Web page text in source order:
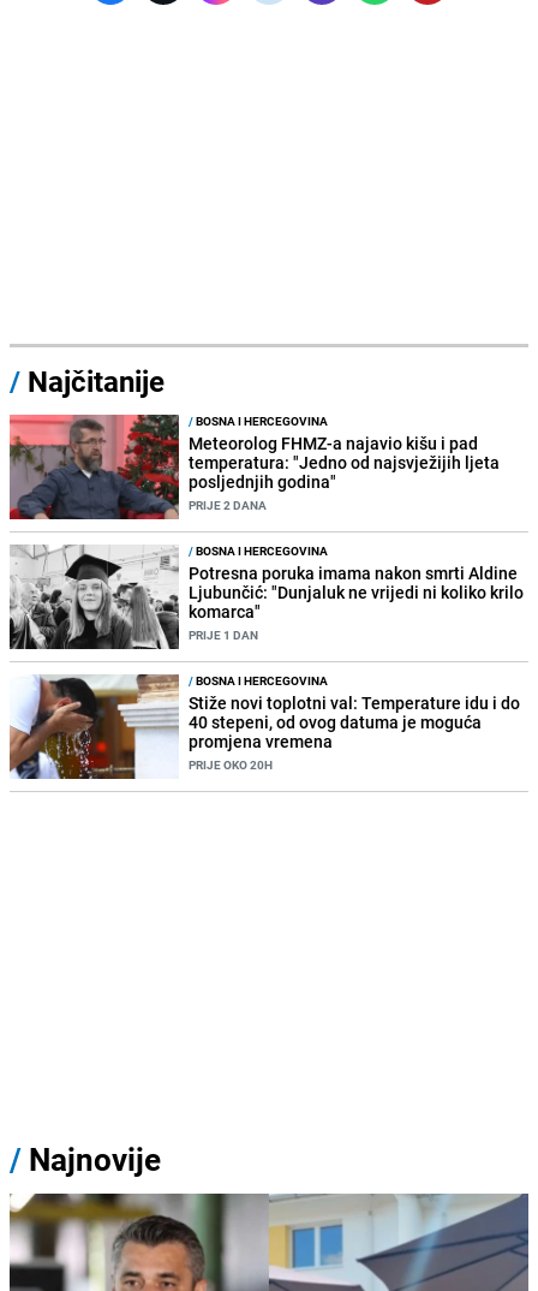
/ Najčitanije
/BOSNA I HERCEGOVINA
Meteorolog FHMZ-a najavio kišu i pad
temperatura: "Jedno od najsvježijih ljeta
posljednjih godina"
PRIJE 2 DANA
/BOSNA I HERCEGOVINA
Potresna poruka imama nakon smrti Aldine
Ljubunčić: "Dunjaluk ne vrijedi ni koliko krilo
komarca"
PRIJE 1 DAN
/BOSNA I HERCEGOVINA
Stiže novi toplotni val: Temperature idu i do
40 stepeni, od ovog datuma je moguća
promjena vremena
PRIJE OKO 20H
/ Najnovije